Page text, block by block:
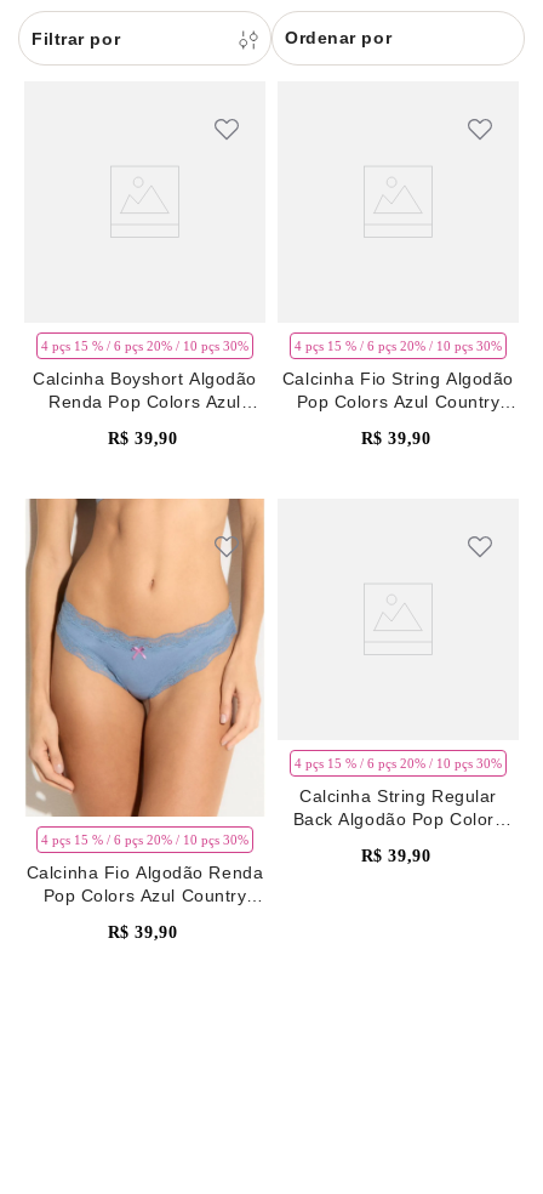
Ordenar por
4 pçs 15 % / 6 pçs 20% / 10 pçs 30%
Calcinha Boyshort Algodão
Renda Pop Colors Azul
R$ 39,90
4 pçs 15 % / 6 pçs 20% / 10 pçs 30%
Calcinha Fio String Algodão
Pop Colors Azul Country
R$ 39,90
4 pçs 15 % / 6 pçs 20% / 10 pçs 30%
Calcinha Fio Algodão Renda
Pop Colors Azul Country
R$ 39,90
4 pçs 15 % / 6 pçs 20% / 10 pçs 30%
Calcinha String Regular
Back Algodão Pop Colors
R$ 39,90
8
9 sutiã renda